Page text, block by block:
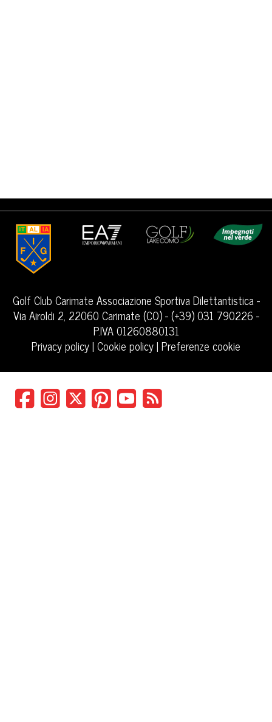
Golf Club Carimate Associazione Sportiva Dilettantistica -
Via Airoldi 2, 22060 Carimate (CO) - (+39) 031 790226 -
P.IVA 01260880131
Privacy policy| Cookie policy| Preferenze cookie